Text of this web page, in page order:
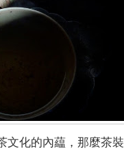
文化的內藴，那麼茶裝